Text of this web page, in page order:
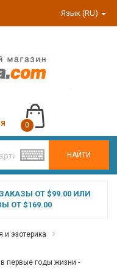
Язык (RU)
НАЙТИ
0
ОТ $99.00 ИЛИ
ОТ $169.00
и эзотерика
первые годы жизни -